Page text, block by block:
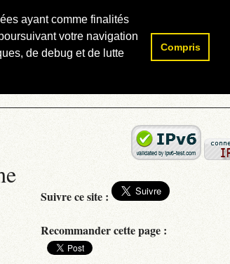
ayant comme finalités
votre navigation
de debug et de lutte
Compris
Rechercher :
Suivre ce site :
Recommander cette page :